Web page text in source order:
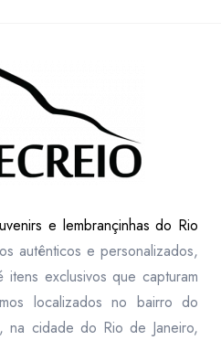
e lembrançinhas do Rio
autênticos e personalizados,
exclusivos que capturam
localizados no bairro do
na cidade do Rio de Janeiro,